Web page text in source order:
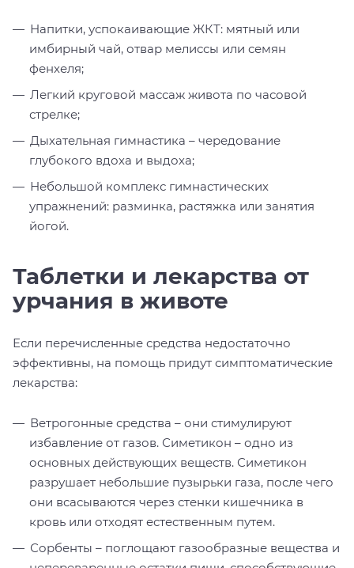
Напитки, успокаивающие ЖКТ: мятный или
имбирный чай, отвар мелиссы или семян
фенхеля;
Легкий круговой массаж живота по часовой
стрелке;
Дыхательная гимнастика – чередование
глубокого вдоха и выдоха;
Небольшой комплекс гимнастических
упражнений: разминка, растяжка или занятия
йогой.
Таблетки и лекарства от
урчания в животе
Если перечисленные средства недостаточно
эффективны, на помощь придут симптоматические
лекарства:
Ветрогонные средства – они стимулируют
избавление от газов. Симетикон – одно из
основных действующих веществ. Симетикон
разрушает небольшие пузырьки газа, после чего
они всасываются через стенки кишечника в
кровь или отходят естественным путем.
Сорбенты – поглощают газообразные вещества и